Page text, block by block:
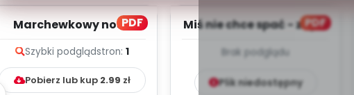
PDF
Marchewkowy nos -
Szybki podglądstron: 1
Pobierz lub kup 2.99 zł
PDF
Miś nie chce spać - zapis
Brak podglądu
Plik niedostępny